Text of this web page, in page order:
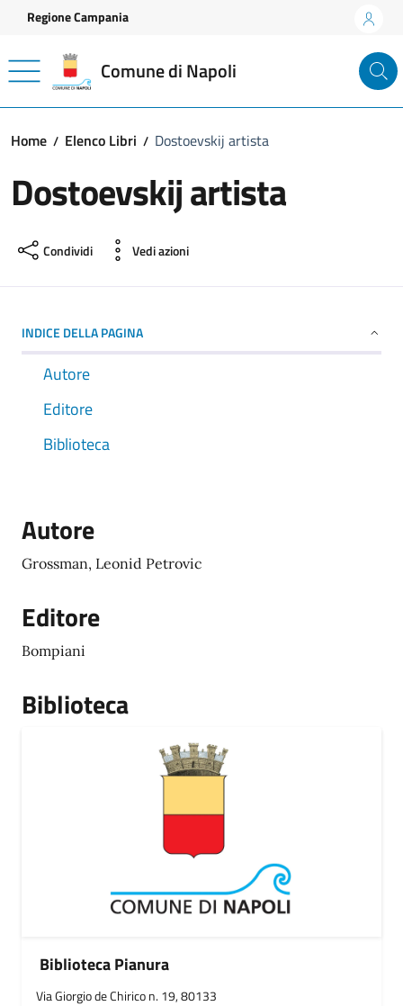
Vai ai contenuti
Vai al footer
Regione Campania
Comune di Napoli
Home Elenco Libri Dostoevskij artista
Dostoevskij artista
Condividi Vedi azioni
INDICE DELLA PAGINA
Autore
Editore
Biblioteca
Autore
Grossman, Leonid Petrovic
Editore
Bompiani
Biblioteca
Biblioteca Pianura
Via Giorgio de Chirico n. 19, 80133